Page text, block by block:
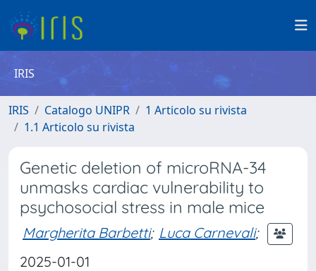
IRIS
IRIS Catalogo UNIPR
1 Articolo su rivista
1.1 Articolo su rivista
Genetic deletion of microRNA-34
unmasks cardiac vulnerability to
psychosocial stress in male mice
Margherita Barbetti; Luca Carnevali;
2025-01-01